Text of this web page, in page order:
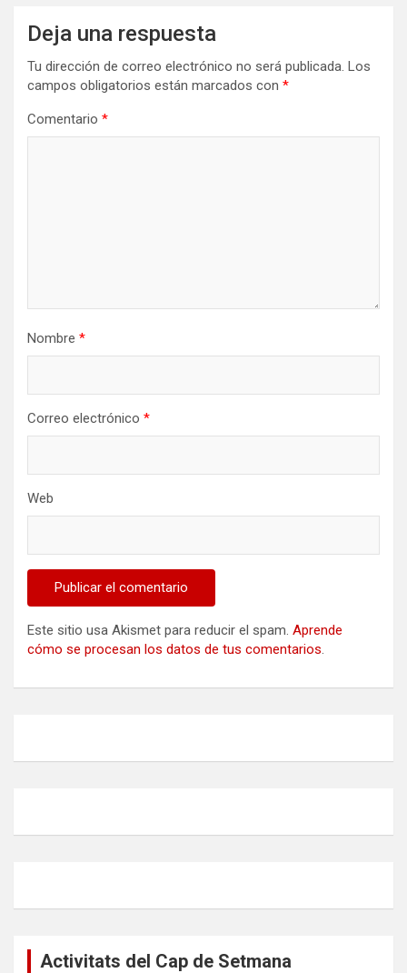
Deja una respuesta
Tu dirección de correo electrónico no será publicada. Los
campos obligatorios están marcados con *
Comentario *
Nombre *
Correo electrónico *
Web
Este sitio usa Akismet para reducir el spam. Aprende
cómo se procesan los datos de tus comentarios.
Activitats del Cap de Setmana